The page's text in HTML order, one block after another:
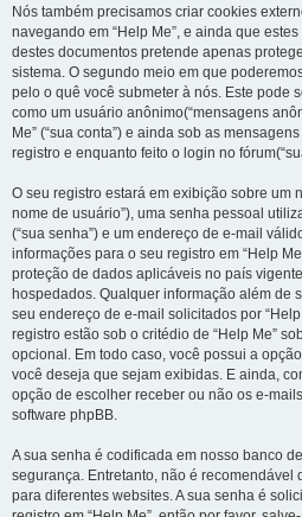
Nós também precisamos criar cookies
navegando em “Help Me”, e ainda que
destes documentos pretende apenas
sistema. O segundo meio em que
pelo o quê você submeter à nós. Este pode
como um usuário anônimo(“mensagens
Me” (“sua conta”) e ainda sob as
registro e enquanto feito o login no
O seu registro estará em exibição sobre um
nome de usuário”), uma senha pessoal
(“sua senha”) e um endereço de e-mail
informações para o seu registro em “Help
proteção de dados aplicáveis no país
hospedados. Qualquer informação além de
seu endereço de e-mail solicitados por
registro estão sob o critédio de “Help Me”
opcional. Em todo caso, você possui a
você deseja que sejam exibidas. E ainda,
opção de escolher receber ou não os e-
software phpBB.
A sua senha é codificada em nosso banco
segurança. Entretanto, não é recomendável
para diferentes websites. A sua senha é